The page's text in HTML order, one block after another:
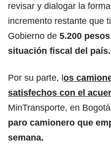
revisar y dialogar la
incremento restante que
Gobierno de 5.200
situación fiscal del país.
Por su parte, los
satisfechos con el
MinTransporte, en
paro camionero que
semana.